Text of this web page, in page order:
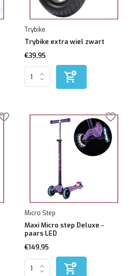
Trybike
Trybike extra wiel zwart
€39,95
Micro Step
Maxi Micro step Deluxe -
paars LED
€149,95